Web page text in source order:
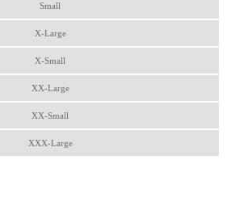
Small
X-Large
X-Small
XX-Large
XX-Small
XXX-Large